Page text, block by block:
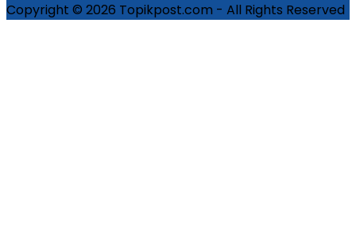
Copyright © 2026 Topikpost.com - All Rights Reserved